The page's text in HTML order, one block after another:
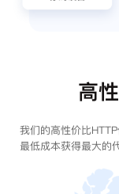
高
我们的高性价比
最低成本获得最大的